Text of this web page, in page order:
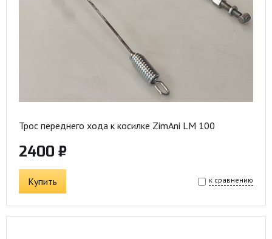
Трос переднего хода к косилке ZimAni LM 100
2400 ₽
Купить к сравнению